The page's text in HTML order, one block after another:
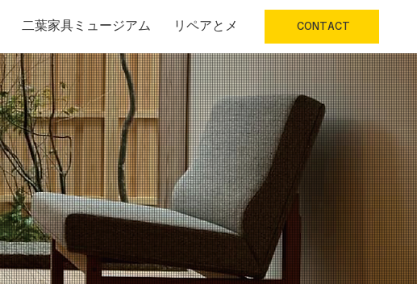
二葉家具ミュージアム リペアとメンテナンス 工場/職人
CONTACT